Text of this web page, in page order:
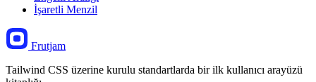
İşaretli Menzil
Frutjam
Tailwind CSS üzerine kurulu standartlarda bir ilk kullanıcı arayüzü